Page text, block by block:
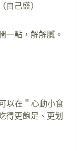
自己盛）
一點，解解膩。
以在＂心動小食
得更飽足、更划